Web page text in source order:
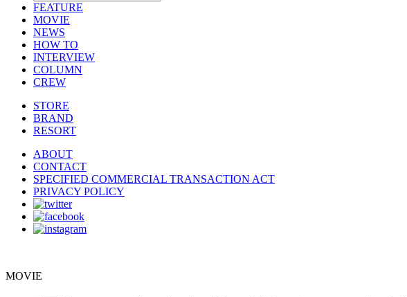
FEATURE
MOVIE
NEWS
HOW TO
INTERVIEW
COLUMN
CREW
STORE
BRAND
RESORT
ABOUT
CONTACT
SPECIFIED COMMERCIAL TRANSACTION ACT
PRIVACY POLICY
MOVIE